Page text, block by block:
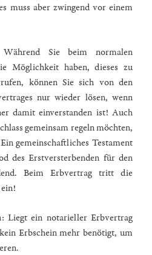
muss aber zwingend vor einem
Sie beim normalen
Möglichkeit haben, dieses zu
können Sie sich von den
nur wieder lösen, wenn
damit einverstanden ist! Auch
gemeinsam regeln möchten,
gemeinschaftliches Testament
des Erstversterbenden für den
Beim Erbvertrag tritt die
Liegt ein notarieller Erbvertrag
Erbschein mehr benötigt, um